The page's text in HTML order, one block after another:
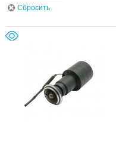
Сбросить